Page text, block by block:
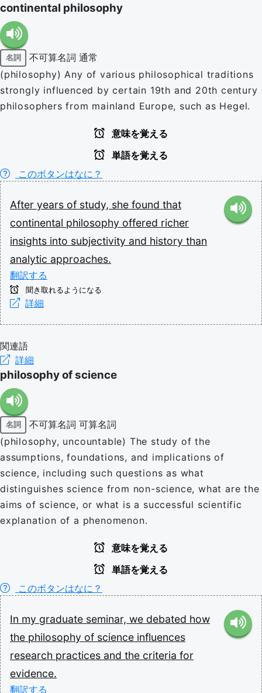
continental philosophy
名詞 不可算名詞 通常
(philosophy) Any of various philosophical traditions
strongly influenced by certain 19th and 20th century
philosophers from mainland Europe, such as Hegel.
意味を覚える
単語を覚える
このボタンはなに？
After years of study, she found that
continental philosophy offered richer
insights into subjectivity and history than
analytic approaches.
翻訳する
聞き取れるようになる
詳細
関連語
詳細
philosophy of science
名詞 不可算名詞 可算名詞
(philosophy, uncountable) The study of the
assumptions, foundations, and implications of
science, including such questions as what
distinguishes science from non-science, what are the
aims of science, or what is a successful scientific
explanation of a phenomenon.
意味を覚える
単語を覚える
このボタンはなに？
In my graduate seminar, we debated how
the philosophy of science influences
research practices and the criteria for
evidence.
翻訳する